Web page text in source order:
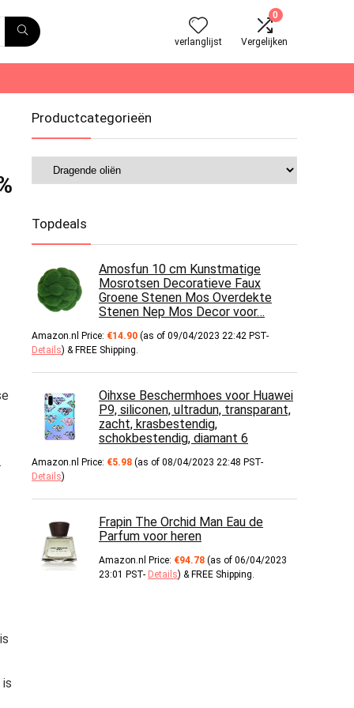
verlanglijst
0
Vergelijken
Productcategorieën
Topdeals
Amosfun 10 cm Kunstmatige
Mosrotsen Decoratieve Faux
Groene Stenen Mos Overdekte
Stenen Nep Mos Decor voor…
Amazon.nl Price: €14.90 (as of 09/04/2023 22:42 PST-
Details) & FREE Shipping.
Oihxse Beschermhoes voor Huawei
P9, siliconen, ultradun, transparant,
zacht, krasbestendig,
schokbestendig, diamant 6
Amazon.nl Price: €5.98 (as of 08/04/2023 22:48 PST-
Details)
Frapin The Orchid Man Eau de
Parfum voor heren
Amazon.nl Price: €94.78 (as of 06/04/2023
23:01 PST- Details) & FREE Shipping.